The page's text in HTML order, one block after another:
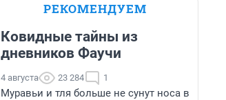
РЕКОМЕНДУЕМ
Ковидные тайны из
дневников Фаучи
4 августа 23 284 1
Муравьи и тля больше не сунут носа в